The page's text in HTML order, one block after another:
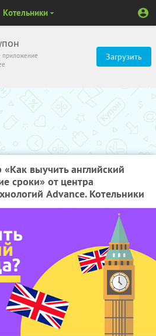
приложение
Загрузить
Котельники
«Как выучить английский
сроки» от центра
Advance. Котельники